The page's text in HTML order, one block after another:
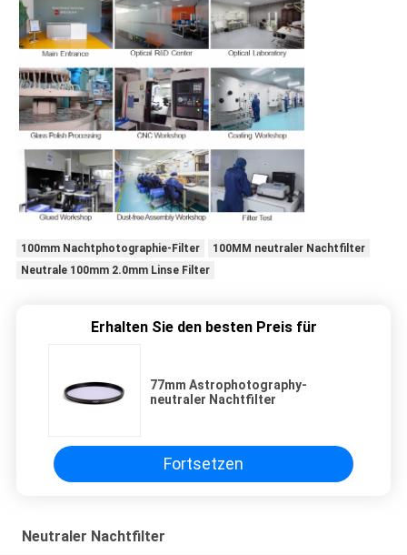
100mm Nachtphotographie-Filter
100MM neutraler Nachtfilter
Neutrale 100mm 2.0mm Linse Filter
Erhalten Sie den besten Preis für
77mm Astrophotography-
neutraler Nachtfilter
Fortsetzen
Neutraler Nachtfilter